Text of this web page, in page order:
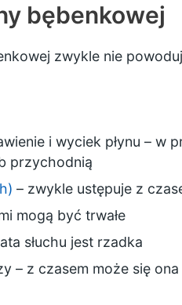
bębenkowej
zwykle nie
i wyciek płynu – w
przychodnią
– zwykle ustępuje z
mogą być trwałe
słuchu jest rzadka
– z czasem może się